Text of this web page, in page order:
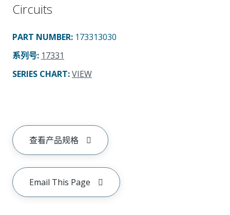
Circuits
PART NUMBER: 173313030
系列号: 17331
SERIES CHART:VIEW
查看产品规格
Email This Page